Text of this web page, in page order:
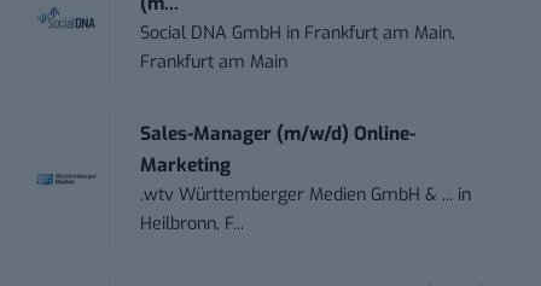
Social DNA GmbH in Frankfurt am Main,
Frankfurt am Main
Sales-Manager (m/w/d) Online-
Marketing
.wtv Württemberger Medien GmbH & ... in
Heilbronn, F...